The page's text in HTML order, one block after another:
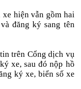
hiện vẫn gồm hai
đăng ký sang tên
trên Cổng dịch vụ
xe, sau đó nộp hồ
ký xe, biển số xe